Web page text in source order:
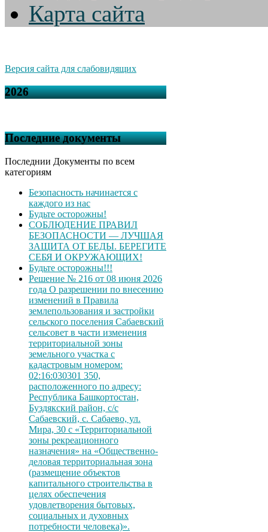
Карта сайта
Версия сайта для слабовидящих
2026
Последние документы
Последнии Документы по всем
категориям
Безопасность начинается с
каждого из нас
Будьте осторожны!
СОБЛЮДЕНИЕ ПРАВИЛ
БЕЗОПАСНОСТИ — ЛУЧШАЯ
ЗАЩИТА ОТ БЕДЫ. БЕРЕГИТЕ
СЕБЯ И ОКРУЖАЮЩИХ!
Будьте осторожны!!!
Решение № 216 от 08 июня 2026
года О разрешении по внесению
изменений в Правила
землепользования и застройки
сельского поселения Сабаевский
сельсовет в части изменения
территориальной зоны
земельного участка с
кадастровым номером:
02:16:030301 350,
расположенного по адресу:
Республика Башкортостан,
Буздякский район, с/с
Сабаевский, с. Сабаево, ул.
Мира, 30 с «Территориальной
зоны рекреационного
назначения» на «Общественно-
деловая территориальная зона
(размещение объектов
капитального строительства в
целях обеспечения
удовлетворения бытовых,
социальных и духовных
потребности человека)».